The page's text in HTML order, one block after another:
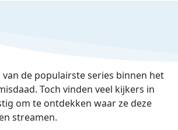
van de populairste series binnen het
Toch vinden veel kijkers in
om te ontdekken waar ze deze
streamen.